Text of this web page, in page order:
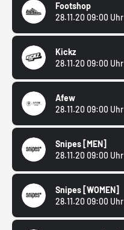
Footshop
28.11.20 09:00 Uhr
Kickz
28.11.20 09:00 Uhr
Afew
28.11.20 09:00 Uhr
Snipes [MEN]
28.11.20 09:00 Uhr
Snipes [WOMEN]
28.11.20 09:00 Uhr